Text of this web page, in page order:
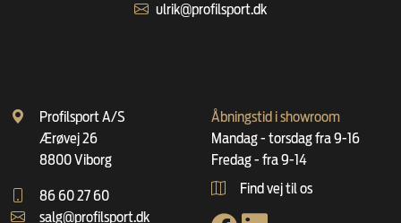
ulrik@profilsport.dk
Profilsport A/S
Ærøvej 26
8800 Viborg
86 60 27 60
salg@profilsport.dk
Åbningstid i showroom
Mandag - torsdag fra 9-16
Fredag - fra 9-14
Find vej til os